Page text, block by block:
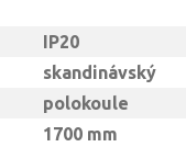
IP20
skandinávský
polokoule
1700 mm